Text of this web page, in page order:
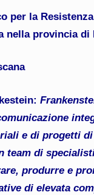
per la
nella provincia di
:
e di progetti di
team di
produrre e
di elevata